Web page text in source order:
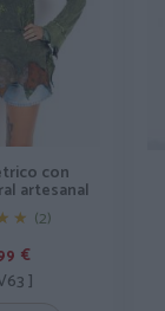
con
artesanal
(2)
€
]